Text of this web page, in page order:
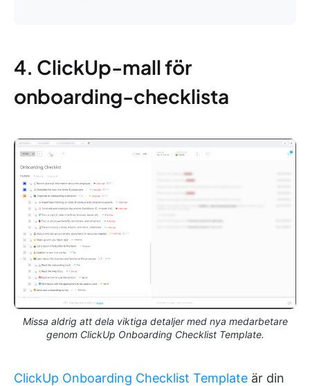
4. ClickUp-mall för
onboarding-checklista
Missa aldrig att dela viktiga detaljer med nya medarbetare
genom ClickUp Onboarding Checklist Template.
ClickUp Onboarding Checklist Template är din